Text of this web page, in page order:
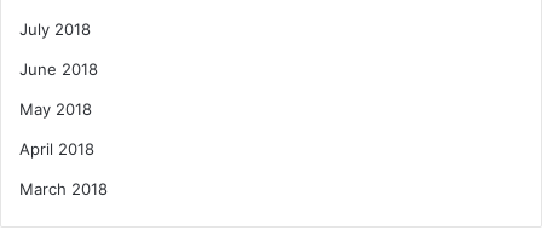
July 2018
June 2018
May 2018
April 2018
March 2018